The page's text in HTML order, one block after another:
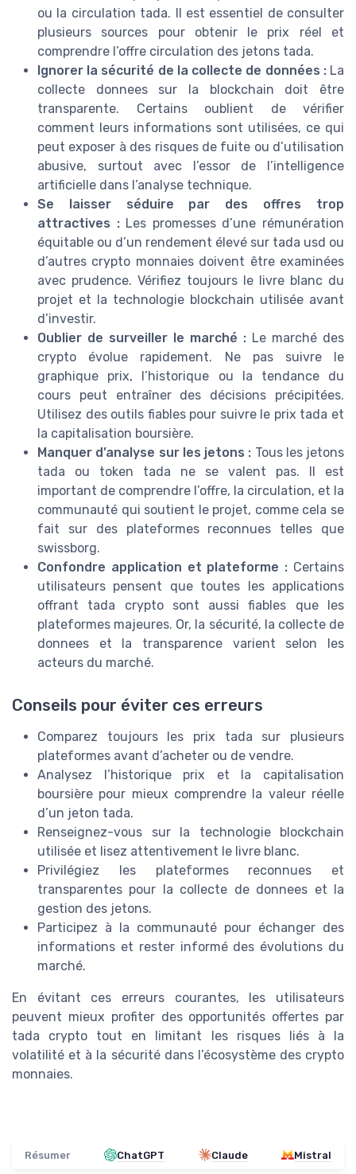
ou la circulation tada. Il est essentiel de consulter
plusieurs sources pour obtenir le prix réel et
comprendre l’offre circulation des jetons tada.
Ignorer la sécurité de la collecte de données :La
collecte donnees sur la blockchain doit être
transparente. Certains oublient de vérifier
comment leurs informations sont utilisées, ce qui
peut exposer à des risques de fuite ou d’utilisation
abusive, surtout avec l’essor de l’intelligence
artificielle dans l’analyse technique.
Se laisser séduire par des offres trop
attractives :Les promesses d’une rémunération
équitable ou d’un rendement élevé sur tada usd ou
d’autres crypto monnaies doivent être examinées
avec prudence. Vérifiez toujours le livre blanc du
projet et la technologie blockchain utilisée avant
d’investir.
Oublier de surveiller le marché : Le marché des
crypto évolue rapidement. Ne pas suivre le
graphique prix, l’historique ou la tendance du
cours peut entraîner des décisions précipitées.
Utilisez des outils fiables pour suivre le prix tada et
la capitalisation boursière.
Manquer d’analyse sur les jetons : Tous les jetons
tada ou token tada ne se valent pas. Il est
important de comprendre l’offre, la circulation, et la
communauté qui soutient le projet, comme cela se
fait sur des plateformes reconnues telles que
swissborg.
Confondre application et plateforme : Certains
utilisateurs pensent que toutes les applications
offrant tada crypto sont aussi fiables que les
plateformes majeures. Or, la sécurité, la collecte de
donnees et la transparence varient selon les
acteurs du marché.
Conseils pour éviter ces erreurs
Comparez toujours les prix tada sur plusieurs
plateformes avant d’acheter ou de vendre.
Analysez l’historique prix et la capitalisation
boursière pour mieux comprendre la valeur réelle
d’un jeton tada.
Renseignez-vous sur la technologie blockchain
utilisée et lisez attentivement le livre blanc.
Privilégiez les plateformes reconnues et
transparentes pour la collecte de donnees et la
gestion des jetons.
Participez à la communauté pour échanger des
informations et rester informé des évolutions du
marché.
En évitant ces erreurs courantes, les utilisateurs
peuvent mieux profiter des opportunités offertes par
tada crypto tout en limitant les risques liés à la
volatilité et à la sécurité dans l’écosystème des crypto
monnaies.
Résumer ChatGPT Claude Mistral